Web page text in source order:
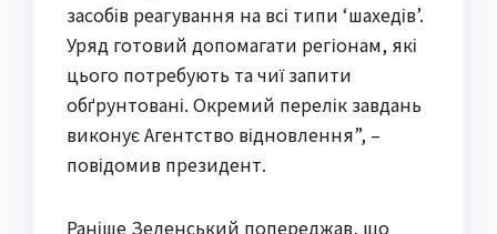
засобів реагування на всі типи ‘шахедів’.
Уряд готовий допомагати регіонам, які
цього потребують та чиї запити
обґрунтовані. Окремий перелік завдань
виконує Агентство відновлення”, –
повідомив президент.
Раніше Зеленський попереджав, що